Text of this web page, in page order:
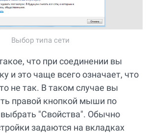
Выбор типа сети
что при соединении вы
и это чаще всего означает, что
не так. В таком случае вы
правой кнопкой мыши по
"Свойства". Обычно
задаются на вкладках